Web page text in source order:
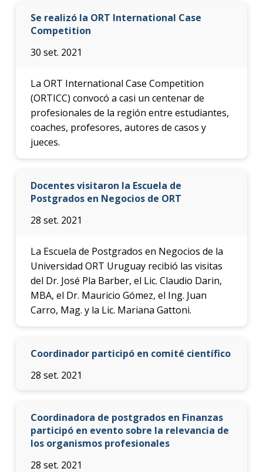
Se realizó la ORT International Case
Competition
30 set. 2021
La ORT International Case Competition
(ORTICC) convocó a casi un centenar de
profesionales de la región entre estudiantes,
coaches, profesores, autores de casos y
jueces.
Docentes visitaron la Escuela de
Postgrados en Negocios de ORT
28 set. 2021
La Escuela de Postgrados en Negocios de la
Universidad ORT Uruguay recibió las visitas
del Dr. José Pla Barber, el Lic. Claudio Darin,
MBA, el Dr. Mauricio Gómez, el Ing. Juan
Carro, Mag. y la Lic. Mariana Gattoni.
Coordinador participó en comité científico
28 set. 2021
Coordinadora de postgrados en Finanzas
participó en evento sobre la relevancia de
los organismos profesionales
28 set. 2021